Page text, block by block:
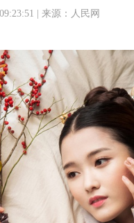
健康 信息化
公益 军事
摄影
文 新华电视英文
| 来源：人民网